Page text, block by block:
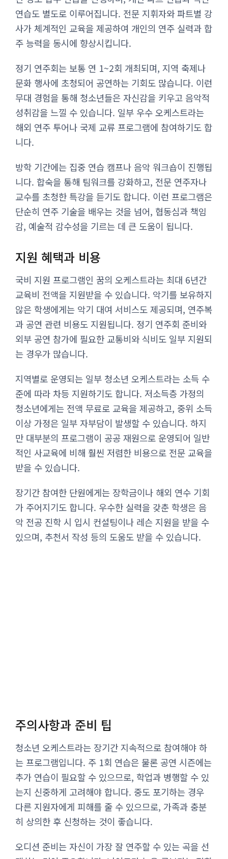
연습도 별도로 이루어집니다. 전문 지휘자와 파트별 강
사가 체계적인 교육을 제공하여 개인의 연주 실력과 합
주 능력을 동시에 향상시킵니다.
정기 연주회는 보통 연 1~2회 개최되며, 지역 축제나
문화 행사에 초청되어 공연하는 기회도 많습니다. 이런
무대 경험을 통해 청소년들은 자신감을 키우고 음악적
성취감을 느낄 수 있습니다. 일부 우수 오케스트라는
해외 연주 투어나 국제 교류 프로그램에 참여하기도 합
니다.
방학 기간에는 집중 연습 캠프나 음악 워크숍이 진행됩
니다. 합숙을 통해 팀워크를 강화하고, 전문 연주자나
교수를 초청한 특강을 듣기도 합니다. 이런 프로그램은
단순히 연주 기술을 배우는 것을 넘어, 협동심과 책임
감, 예술적 감수성을 기르는 데 큰 도움이 됩니다.
지원 혜택과 비용
국비 지원 프로그램인 꿈의 오케스트라는 최대 6년간
교육비 전액을 지원받을 수 있습니다. 악기를 보유하지
않은 학생에게는 악기 대여 서비스도 제공되며, 연주복
과 공연 관련 비용도 지원됩니다. 정기 연주회 준비와
외부 공연 참가에 필요한 교통비와 식비도 일부 지원되
는 경우가 많습니다.
지역별로 운영되는 일부 청소년 오케스트라는 소득 수
준에 따라 차등 지원하기도 합니다. 저소득층 가정의
청소년에게는 전액 무료로 교육을 제공하고, 중위 소득
이상 가정은 일부 자부담이 발생할 수 있습니다. 하지
만 대부분의 프로그램이 공공 재원으로 운영되어 일반
적인 사교육에 비해 훨씬 저렴한 비용으로 전문 교육을
받을 수 있습니다.
장기간 참여한 단원에게는 장학금이나 해외 연수 기회
가 주어지기도 합니다. 우수한 실력을 갖춘 학생은 음
악 전공 진학 시 입시 컨설팅이나 레슨 지원을 받을 수
있으며, 추천서 작성 등의 도움도 받을 수 있습니다.
주의사항과 준비 팁
청소년 오케스트라는 장기간 지속적으로 참여해야 하
는 프로그램입니다. 주 1회 연습은 물론 공연 시즌에는
추가 연습이 필요할 수 있으므로, 학업과 병행할 수 있
는지 신중하게 고려해야 합니다. 중도 포기하는 경우
다른 지원자에게 피해를 줄 수 있으므로, 가족과 충분
히 상의한 후 신청하는 것이 좋습니다.
오디션 준비는 자신이 가장 잘 연주할 수 있는 곡을 선